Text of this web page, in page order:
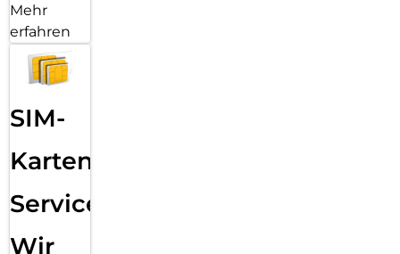
Mehr
erfahren
SIM-
Karten
Service:
Wir